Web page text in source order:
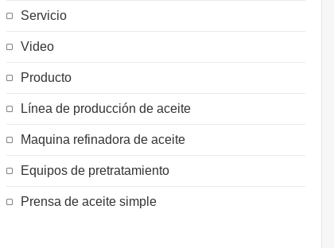
Servicio
Video
Producto
Línea de producción de aceite
Maquina refinadora de aceite
Equipos de pretratamiento
Prensa de aceite simple